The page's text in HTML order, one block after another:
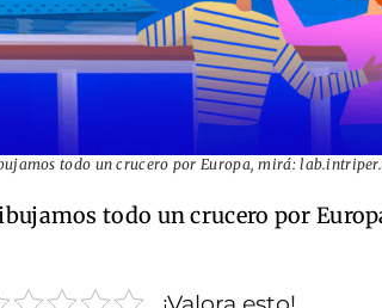
todo un crucero por Europa, mirá:
todo un crucero por